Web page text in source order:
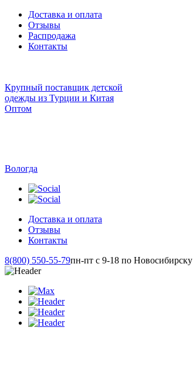
Доставка и оплата
Отзывы
Распродажа
Контакты
Крупный поставщик детской
одежды из Турции и Китая
Оптом
Вологда
Доставка и оплата
Отзывы
Контакты
8(800) 550-55-79пн-пт с 9-18 по Новосибирску